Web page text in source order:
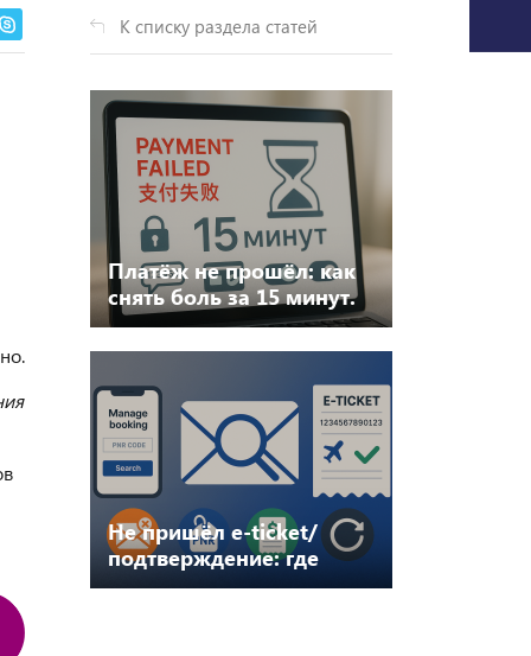
К списку раздела статей
Платёж не прошёл: как
снять боль за 15 минут.
Типичные ошибки и
решения
Не пришёл e-ticket/
подтверждение: где
искать и как